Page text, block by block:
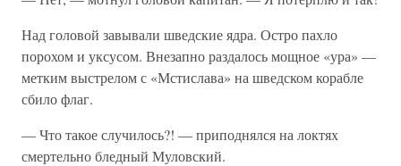
Над головой завывали шведские ядра. Остро пахло
порохом и уксусом. Внезапно раздалось мощное «ура» —
метким выстрелом с «Мстислава» на шведском корабле
сбило флаг.
— Что такое случилось?! — приподнялся на локтях
смертельно бледный Муловский.